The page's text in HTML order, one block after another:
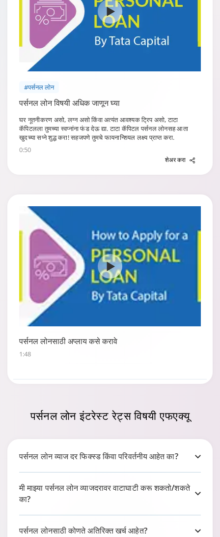
#पर्सनल लोन
पर्सनल लोन विषयी अधिक जाणून घ्या
घर नूतनीकरण असो, लग्न असो किंवा अत्यंत आवश्यक ट्रिप असो, टाटा
कॅपिटलला तुमच्या स्वप्नांना फंड देऊ द्या. टाटा कॅपिटल पर्सनल लोनसह आता
खुदच्या सप्ने शुद्ध करा! सहजपणे तुमचे फायनान्शियल लक्ष्य प्राप्त करा.
0:50
शेअर करा
पर्सनल लोनसाठी अप्लाय कसे करावे
1:48
पर्सनल लोन पात्रता कॅल्क्युलेटर
पर्सनल लोनइंटरेस्ट रेट्सविषयी एफएक्यू
पर्सनल लोन व्याज दर फिक्स्ड किंवा परिवर्तनीय आहेत का?
मी माझ्या पर्सनल लोन व्याजदरावर वाटाघाटी करू शकतो/शकते
का?
पर्सनल लोनसाठी कोणते अतिरिक्त खर्च आहेत?